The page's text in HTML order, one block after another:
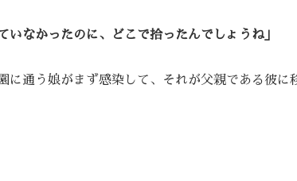
いなかったのに、どこで拾ったんでしょうね」
通う娘がまず感染して、それが父親である彼に